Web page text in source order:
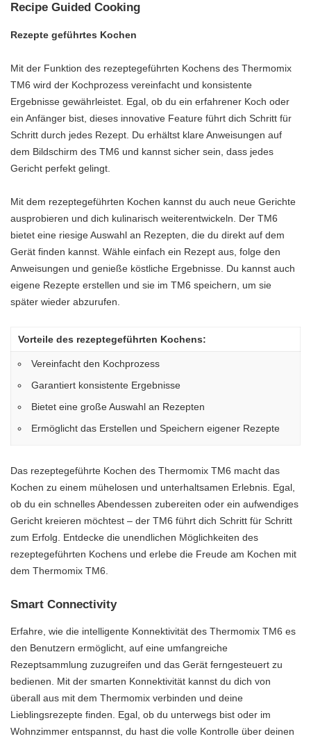
Recipe Guided Cooking
Rezepte geführtes Kochen
Mit der Funktion des rezeptegeführten Kochens des Thermomix
TM6 wird der Kochprozess vereinfacht und konsistente
Ergebnisse gewährleistet. Egal, ob du ein erfahrener Koch oder
ein Anfänger bist, dieses innovative Feature führt dich Schritt für
Schritt durch jedes Rezept. Du erhältst klare Anweisungen auf
dem Bildschirm des TM6 und kannst sicher sein, dass jedes
Gericht perfekt gelingt.
Mit dem rezeptegeführten Kochen kannst du auch neue Gerichte
ausprobieren und dich kulinarisch weiterentwickeln. Der TM6
bietet eine riesige Auswahl an Rezepten, die du direkt auf dem
Gerät finden kannst. Wähle einfach ein Rezept aus, folge den
Anweisungen und genieße köstliche Ergebnisse. Du kannst auch
eigene Rezepte erstellen und sie im TM6 speichern, um sie
später wieder abzurufen.
Vorteile des rezeptegeführten Kochens:
Vereinfacht den Kochprozess
Garantiert konsistente Ergebnisse
Bietet eine große Auswahl an Rezepten
Ermöglicht das Erstellen und Speichern eigener Rezepte
Das rezeptegeführte Kochen des Thermomix TM6 macht das
Kochen zu einem mühelosen und unterhaltsamen Erlebnis. Egal,
ob du ein schnelles Abendessen zubereiten oder ein aufwendiges
Gericht kreieren möchtest – der TM6 führt dich Schritt für Schritt
zum Erfolg. Entdecke die unendlichen Möglichkeiten des
rezeptegeführten Kochens und erlebe die Freude am Kochen mit
dem Thermomix TM6.
Smart Connectivity
Erfahre, wie die intelligente Konnektivität des Thermomix TM6 es
den Benutzern ermöglicht, auf eine umfangreiche
Rezeptsammlung zuzugreifen und das Gerät ferngesteuert zu
bedienen. Mit der smarten Konnektivität kannst du dich von
überall aus mit dem Thermomix verbinden und deine
Lieblingsrezepte finden. Egal, ob du unterwegs bist oder im
Wohnzimmer entspannst, du hast die volle Kontrolle über deinen